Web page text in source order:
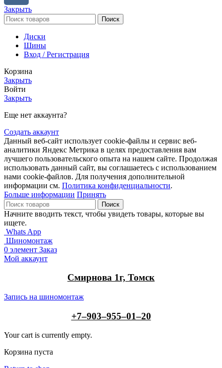
Закрыть
Поиск
Диски
Шины
Вход / Регистрация
Корзина
Закрыть
Войти
Закрыть
Еще нет аккаунта?
Создать аккаунт
Данный веб-сайт использует cookie-файлы и сервис веб-
аналитики Яндекс Метрика в целях предоставления вам
лучшего пользовательского опыта на нашем сайте. Продолжая
использовать данный сайт, вы соглашаетесь с использованием
нами cookie-файлов. Для получения дополнительной
информации см. Политика конфиденциальности.
Больше информации Принять
Поиск
Начните вводить текст, чтобы увидеть товары, которые вы
ищете.
Whats App
Шиномонтаж
0 элемент Заказ
Мой аккаунт
Смирнова 1г, Томск
Запись на шиномонтаж
+7‒903‒955‒01‒20
Your cart is currently empty.
Корзина пуста